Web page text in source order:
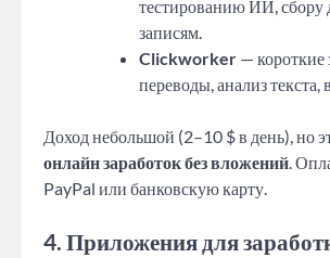
тестированию ИИ, сбору
записям.
Clickworker — короткие
переводы, анализ текста,
Доход небольшой (2–10 $ в день), но
онлайн заработок без вложений.
PayPal или банковскую карту.
4. Приложения для